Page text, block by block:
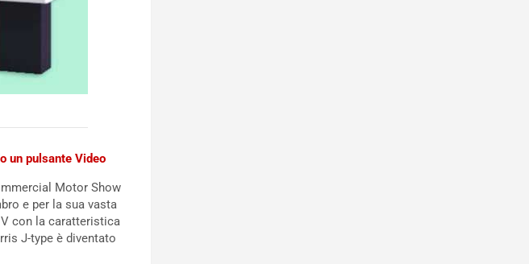
un pulsante Video
Motor Show
e per la sua vasta
con la caratteristica
J-type è diventato